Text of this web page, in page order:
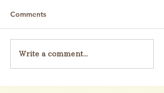
Comments
Write a comment...